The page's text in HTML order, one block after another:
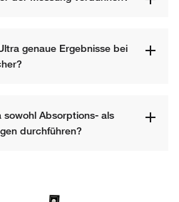
genaue Ergebnisse bei
Absorptions- als
durchführen?